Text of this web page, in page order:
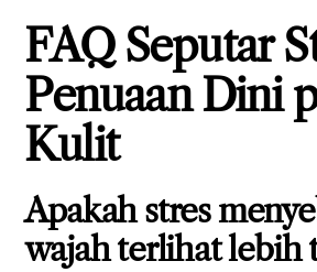
FAQ Seputar
Penuaan Dini
Kulit
Apakah stres
wajah terlihat lebih